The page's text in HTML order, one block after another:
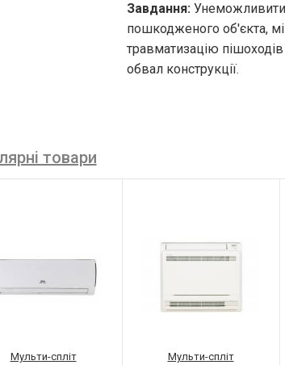
Завдання:Унеможливити
пошкодженого об'єкта,
травматизацію
обвал конструкції.
товари
Мульти-спліт
Мульти-спліт